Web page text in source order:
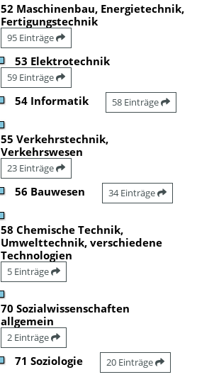
52 Maschinenbau, Energietechnik,
Fertigungstechnik
95 Einträge
53 Elektrotechnik
59 Einträge
54 Informatik 58 Einträge
55 Verkehrstechnik,
Verkehrswesen
23 Einträge
56 Bauwesen 34 Einträge
58 Chemische Technik,
Umwelttechnik, verschiedene
Technologien
5 Einträge
70 Sozialwissenschaften
allgemein
2 Einträge
71 Soziologie 20 Einträge